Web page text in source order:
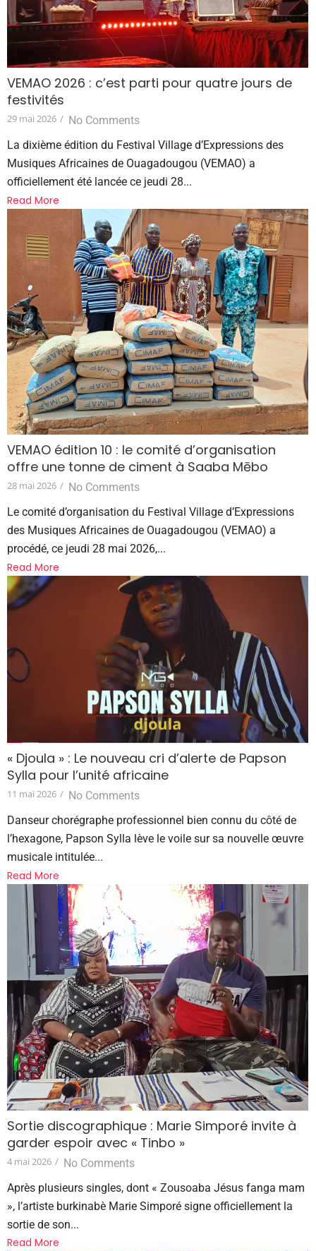
VEMAO 2026 : c’est parti pour quatre jours de
festivités
29 mai 2026 / No Comments
La dixième édition du Festival Village d’Expressions des
Musiques Africaines de Ouagadougou (VEMAO) a
officiellement été lancée ce jeudi 28...
Read More
VEMAO édition 10 : le comité d’organisation
offre une tonne de ciment à Saaba Mēbo
28 mai 2026 / No Comments
Le comité d’organisation du Festival Village d’Expressions
des Musiques Africaines de Ouagadougou (VEMAO) a
procédé, ce jeudi 28 mai 2026,...
Read More
« Djoula » : Le nouveau cri d’alerte de Papson
Sylla pour l’unité africaine
11 mai 2026 / No Comments
Danseur chorégraphe professionnel bien connu du côté de
l’hexagone, Papson Sylla lève le voile sur sa nouvelle œuvre
musicale intitulée...
Read More
Sortie discographique : Marie Simporé invite à
garder espoir avec « Tinbo »
4 mai 2026 / No Comments
Après plusieurs singles, dont « Zousoaba Jésus fanga mam
», l’artiste burkinabè Marie Simporé signe officiellement la
sortie de son...
Read More